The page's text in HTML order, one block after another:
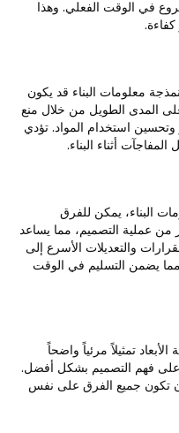
في الوقت الفعلي. وهذا
معلومات البناء قد يكون
على المدى الطويل من خلال منع
وتحسين استخدام المواد. تؤدي
أثناء البناء.
البناء، يمكن للفرق
عملية التصميم، مما يساعد
والتعديلات الأسرع إلى
يضمن التسليم في الوقت
تمثيلاً مرئياً واضحاً
فهم التصميم بشكل أفضل.
تكون جميع الفرق على نفس